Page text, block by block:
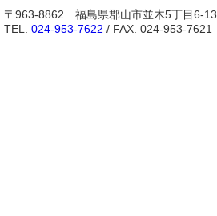
〒963-8862 福島県郡山市並木5丁目6-13
TEL. 024-953-7622 / FAX. 024-953-7621